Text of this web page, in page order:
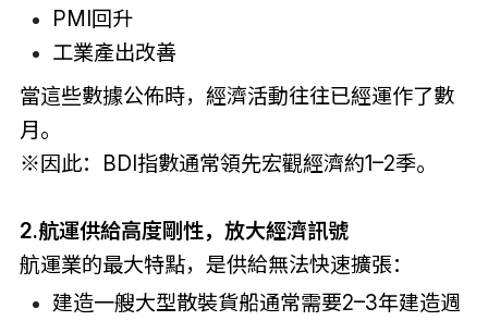
PMI回升
工業產出改善
當這些數據公佈時，經濟活動往往已經運作了數
月。
※因此：BDI指數通常領先宏觀經濟約1–2季。
2.航運供給高度剛性，放大經濟訊號
航運業的最大特點，是供給無法快速擴張：
建造一艘大型散裝貨船通常需要2–3年建造週